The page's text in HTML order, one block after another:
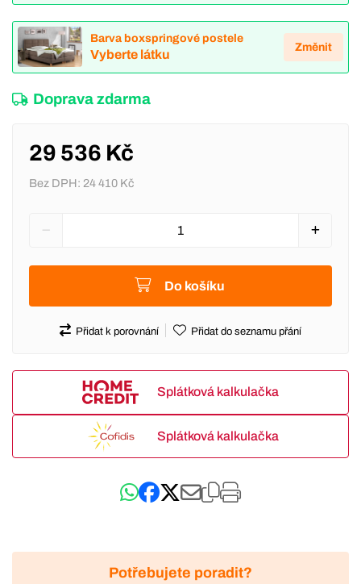
Barva boxspringové postele
Vyberte látku
Změnit
Doprava zdarma
29 536 Kč
Bez DPH: 24 410 Kč
Do košíku
Přidat k porovnání Přidat do seznamu přání
Splátková kalkulačka
Splátková kalkulačka
Potřebujete poradit?